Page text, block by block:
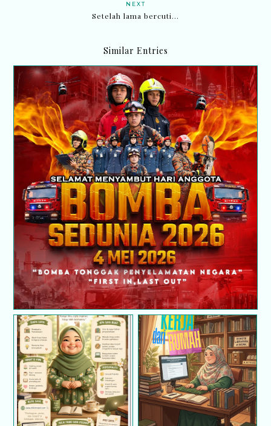
NEXT
Setelah lama bercuti...
Similar Entries
Selamat Hari Anggota Bomba Sedunia 2026
Infografik tentang diri
saya
Kerja dari rumah (BDR)
; Selamat Hari Pekerja